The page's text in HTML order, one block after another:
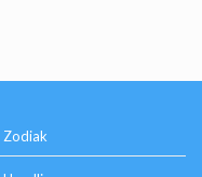
Zodiak